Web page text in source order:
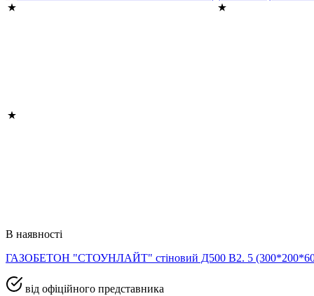
В наявності
ГАЗОБЕТОН "СТОУНЛАЙТ" стіновий Д500 В2. 5
від офіційного представника